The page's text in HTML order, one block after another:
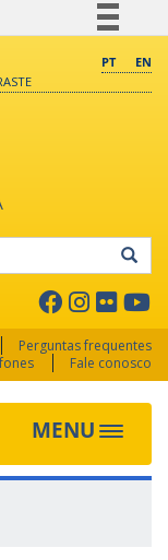
BR
PT
EN
Perguntas frequentes
Fale conosco
MENU Toggle